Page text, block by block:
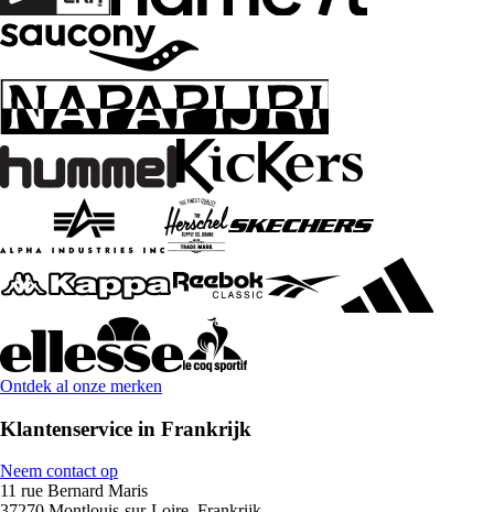
Ontdek al onze merken
Klantenservice in Frankrijk
Neem contact op
11 rue Bernard Maris